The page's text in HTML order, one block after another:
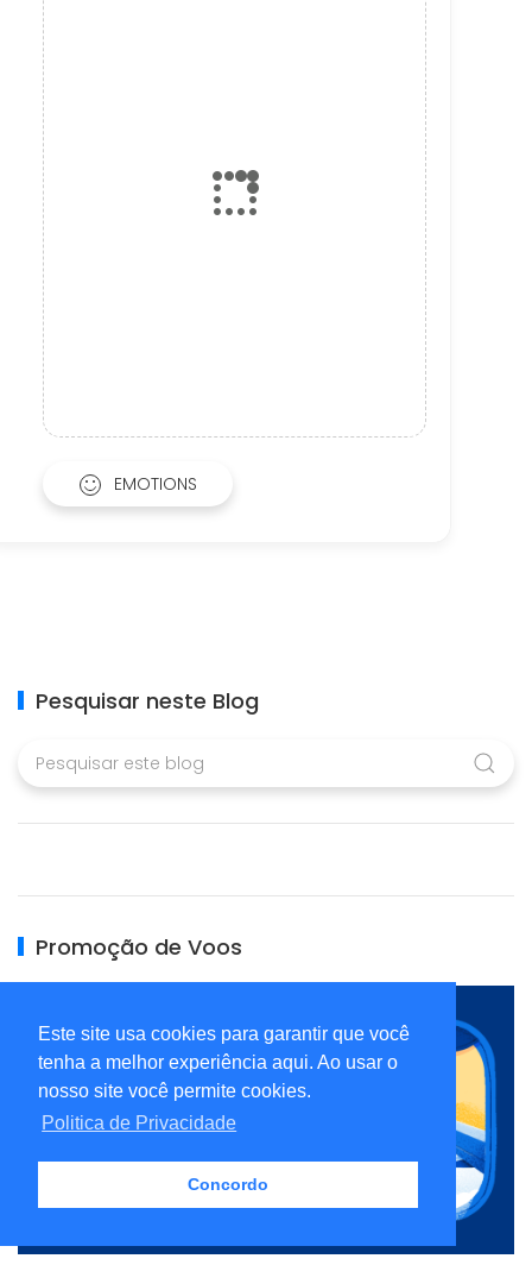
Este site usa cookies para garantir que você
tenha a melhor experiência aqui. Ao usar o
nosso site você permite cookies.
Politica de Privacidade
Concordo
EMOTIONS
Pesquisar neste Blog
Promoção de Voos